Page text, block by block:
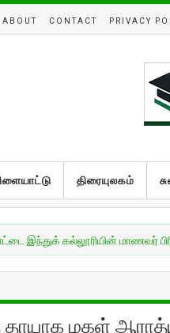
ABOUT CONTACT PRIVACY
திரையுலகம்
மாணவர் பிரிவுபசார
தாயாக மகள்